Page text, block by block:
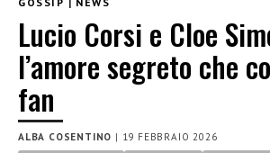
Lucio Corsi e Cloe
l’amore segreto che
fan
ALBA COSENTINO | 19 FEBBRAIO 2026